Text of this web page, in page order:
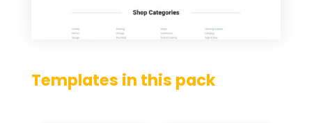
Templates in this pack